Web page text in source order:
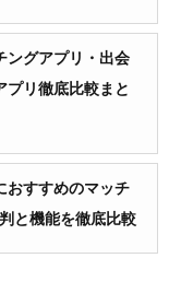
ングアプリ・出会
プリ徹底比較まと
おすすめのマッチ
と機能を徹底比較